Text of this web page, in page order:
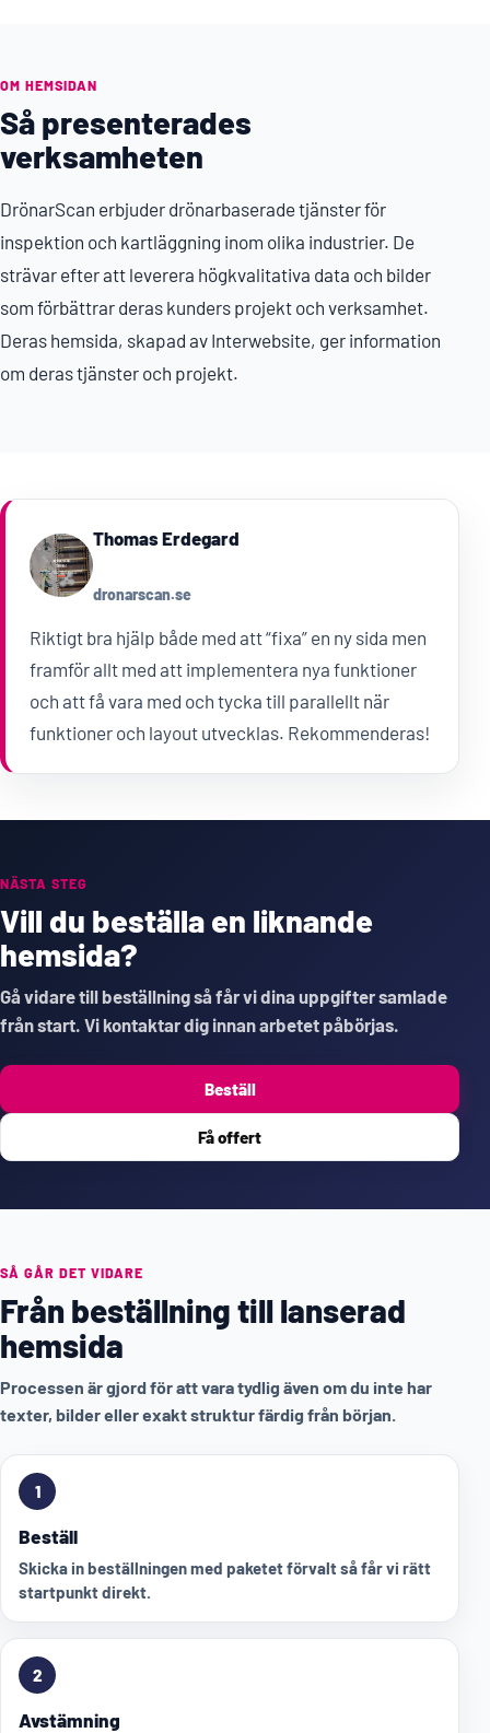
OM HEMSIDAN
Så presenterades
verksamheten
DrönarScan erbjuder drönarbaserade tjänster för
inspektion och kartläggning inom olika industrier. De
strävar efter att leverera högkvalitativa data och bilder
som förbättrar deras kunders projekt och verksamhet.
Deras hemsida, skapad av Interwebsite, ger information
om deras tjänster och projekt.
Thomas Erdegard
dronarscan.se
Riktigt bra hjälp både med att “fixa” en ny sida men
framför allt med att implementera nya funktioner
och att få vara med och tycka till parallellt när
funktioner och layout utvecklas. Rekommenderas!
NÄSTA STEG
Vill du beställa en liknande
hemsida?
Gå vidare till beställning så får vi dina uppgifter samlade
från start. Vi kontaktar dig innan arbetet påbörjas.
Beställ
Få offert
SÅ GÅR DET VIDARE
Från beställning till lanserad
hemsida
Processen är gjord för att vara tydlig även om du inte har
texter, bilder eller exakt struktur färdig från början.
1
Beställ
Skicka in beställningen med paketet förvalt så får vi rätt
startpunkt direkt.
2
Avstämning